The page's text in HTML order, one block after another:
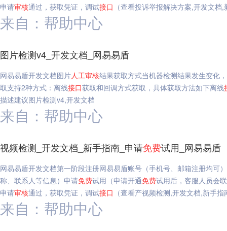
申请审核通过，获取凭证，调试接口 （查看投诉举报解决方案,开发文档
来自：帮助中心
图片检测v4_开发文档_网易易盾
网易易盾开发文档图片人工审核结果获取方式当机器检测结果发生变化
取支持2种方式：离线接口获取和回调方式获取，具体获取方法如下离线
描述建议图片检测v4,开发文档
来自：帮助中心
视频检测_开发文档_新手指南_申请免费试用_网易易盾
网易易盾开发文档第一阶段注册网易易盾账号（手机号、邮箱注册均可
称、联系人等信息）申请免费试用（申请开通免费试用后，客服人员会
申请审核通过，获取凭证，调试接口 （查看产视频检测,开发文档,新手指
来自：帮助中心